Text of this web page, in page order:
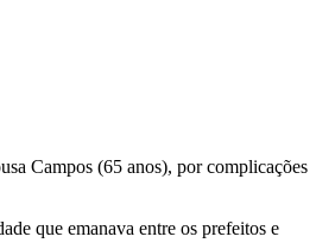
Campos (65 anos), por complicações
que emanava entre os prefeitos e